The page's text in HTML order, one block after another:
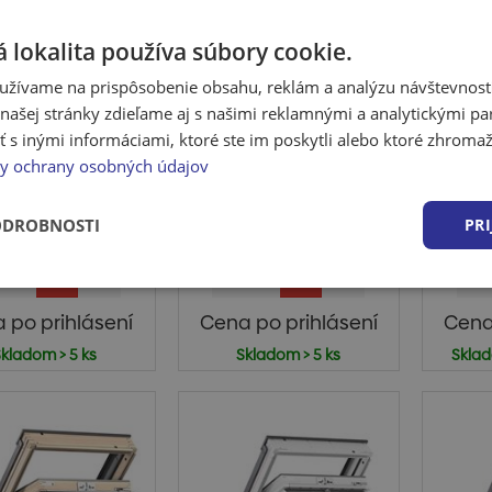
Velux GLL
1064 - 78 x 118
cm, 3 sklo
okno s
po prihlásení
> 5 ks
Strešné okno Velux
GLU MK06 0064 -
Cena po prihlásení
Skladom > 5 ks
lokalita používa súbory cookie.
na prispôsobenie obsahu, reklám a analýzu
stránky zdieľame aj s našimi reklamnými a analytickými
s inými informáciami, ktoré ste im poskytli alebo ktoré
ochrany osobných údajov